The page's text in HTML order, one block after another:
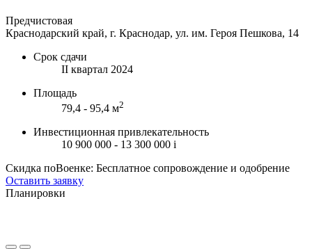
Предчистовая
Краснодарский край, г. Краснодар, ул. им. Героя Пешкова, 14
Срок сдачи
II квартал 2024
Площадь
79,4 - 95,4 м2
Инвестиционная привлекательность
10 900 000 - 13 300 000 i
Скидка поВоенке: Бесплатное сопровождение и одобрение
Оставить заявку
Планировки